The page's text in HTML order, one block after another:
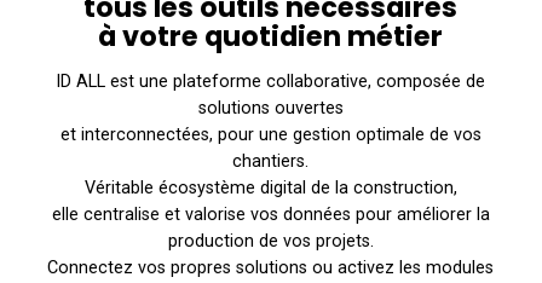
à votre quotidien métier
ID ALL est une plateforme collaborative, composée de
solutions ouvertes
et interconnectées, pour une gestion optimale de vos
chantiers.
Véritable écosystème digital de la construction,
elle centralise et valorise vos données pour améliorer la
production de vos projets.
Connectez vos propres solutions ou activez les modules